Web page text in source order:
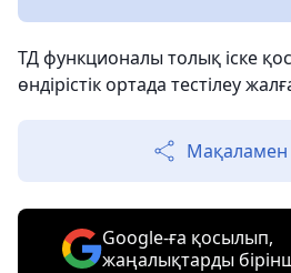
ТД функционалы толық іске
өндірістік ортада тестілеу
Мақаламен
Google-ға қосылып,
жаңалықтарды